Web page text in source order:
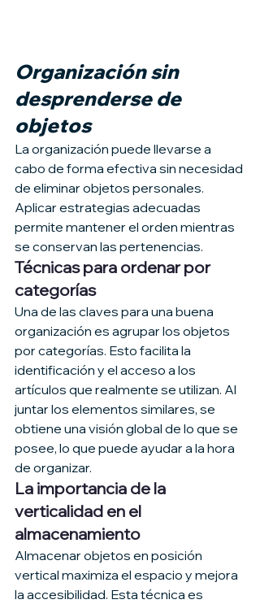
Organización sin
desprenderse de
objetos
La organización puede llevarse a
cabo de forma efectiva sin necesidad
de eliminar objetos personales.
Aplicar estrategias adecuadas
permite mantener el orden mientras
se conservan las pertenencias.
Técnicas para ordenar por
categorías
Una de las claves para una buena
organización es agrupar los objetos
por categorías. Esto facilita la
identificación y el acceso a los
artículos que realmente se utilizan. Al
juntar los elementos similares, se
obtiene una visión global de lo que se
posee, lo que puede ayudar a la hora
de organizar.
La importancia de la
verticalidad en el
almacenamiento
Almacenar objetos en posición
vertical maximiza el espacio y mejora
la accesibilidad. Esta técnica es